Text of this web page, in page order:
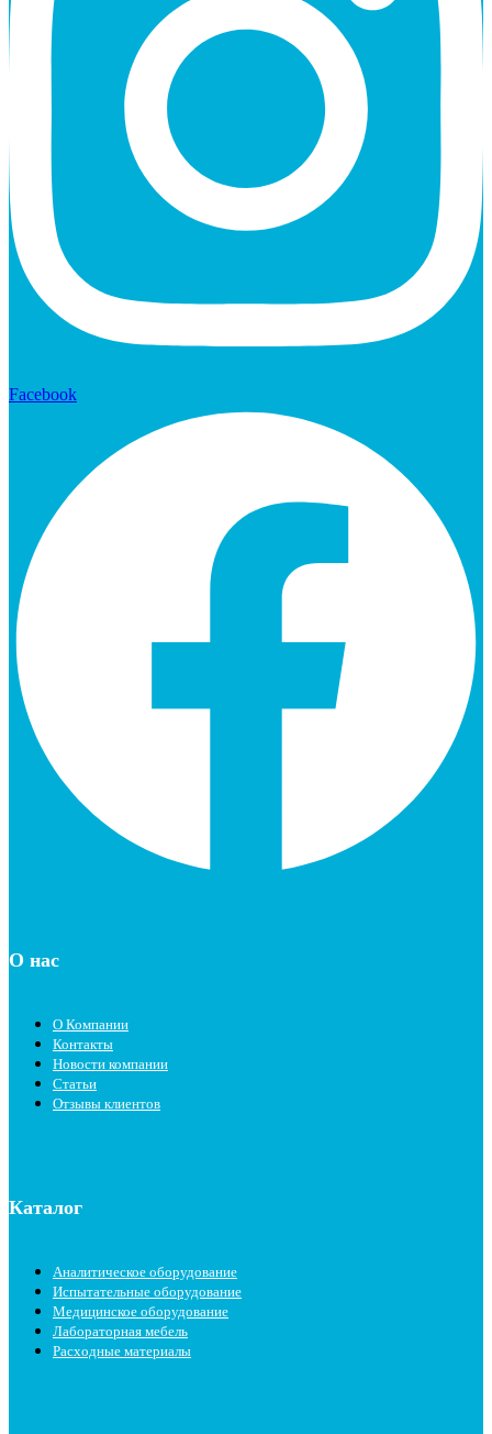
Facebook
О нас
О Компании
Контакты
Новости компании
Статьи
Отзывы клиентов
Каталог
Аналитическое оборудование
Испытательные оборудование
Медицинское оборудование
Лабораторная мебель
Расходные материалы